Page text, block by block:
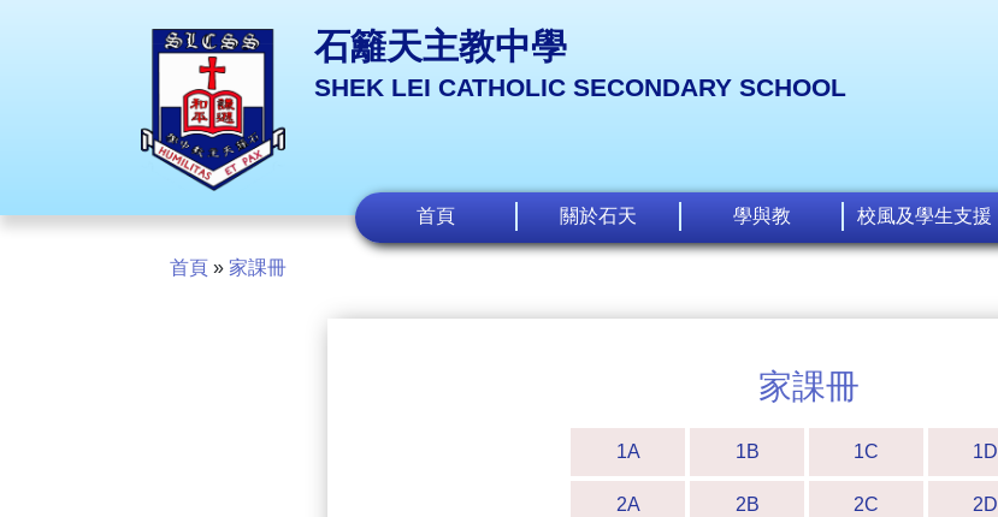
石籬天主教中學
SHEK LEI CATHOLIC SECONDARY SCHOOL
首頁 關於石天 學與教 校風及學生支援
首頁 » 家課冊
家課冊
1A 1B 1C 1D
2A 2B 2C 2D